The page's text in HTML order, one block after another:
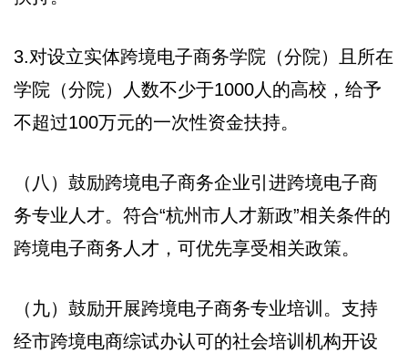
3.对设立实体跨境电子商务学院（分院）且所在
学院（分院）人数不少于1000人的高校，给予
不超过100万元的一次性资金扶持。
（八）鼓励跨境电子商务企业引进跨境电子商
务专业人才。符合“杭州市人才新政”相关条件的
跨境电子商务人才，可优先享受相关政策。
（九）鼓励开展跨境电子商务专业培训。支持
经市跨境电商综试办认可的社会培训机构开设